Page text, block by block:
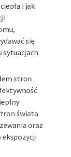
i jak
się
sytuacjach
stron
świata
oraz